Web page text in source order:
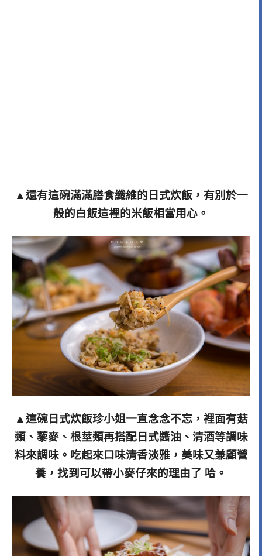
▲還有這碗滿滿膳食纖維的日式炊飯，有別於一
般的白飯這裡的米飯相當用心。
▲這碗日式炊飯珍小姐一直念念不忘，裡面有菇
類、藜麥、根莖類再搭配日式醬油、清酒等調味
料來調味。吃起來口味清香淡雅，美味又兼顧營
養，找到可以帶小麥仔來的理由了 哈。